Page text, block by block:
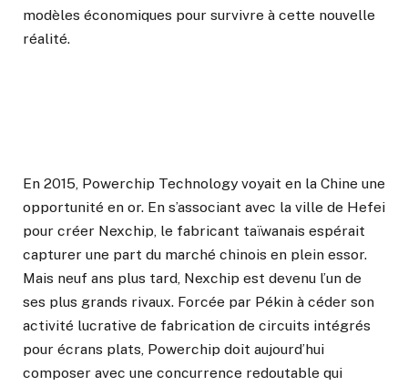
modèles économiques pour survivre à cette nouvelle
réalité.
En 2015, Powerchip Technology voyait en la Chine une
opportunité en or. En s’associant avec la ville de Hefei
pour créer Nexchip, le fabricant taïwanais espérait
capturer une part du marché chinois en plein essor.
Mais neuf ans plus tard, Nexchip est devenu l’un de
ses plus grands rivaux. Forcée par Pékin à céder son
activité lucrative de fabrication de circuits intégrés
pour écrans plats, Powerchip doit aujourd’hui
composer avec une concurrence redoutable qui